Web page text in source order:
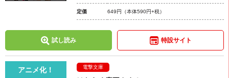
定価 649円 （本体590円+税）
試し読み 特設サイト
アニメ化！ 電撃文庫